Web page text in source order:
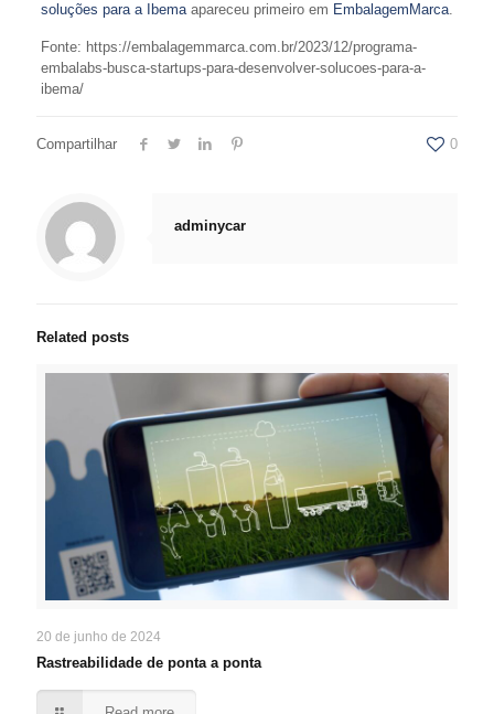
soluções para a Ibemaapareceu primeiro em EmbalagemMarca.
Fonte: https://embalagemmarca.com.br/2023/12/programa-
embalabs-busca-startups-para-desenvolver-solucoes-para-a-
ibema/
Compartilhar 0
adminycar
Related posts
20 de junho de 2024
Rastreabilidade de ponta a ponta